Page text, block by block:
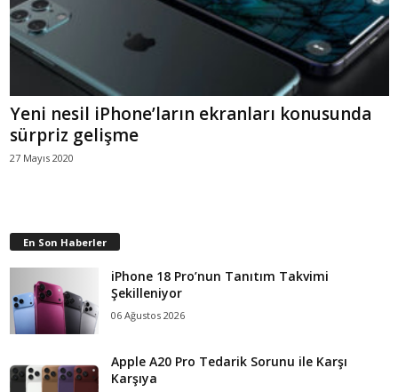
Yeni nesil iPhone’ların ekranları konusunda
sürpriz gelişme
27 Mayıs 2020
En Son Haberler
iPhone 18 Pro’nun Tanıtım Takvimi
Şekilleniyor
06 Ağustos 2026
Apple A20 Pro Tedarik Sorunu ile Karşı
Karşıya